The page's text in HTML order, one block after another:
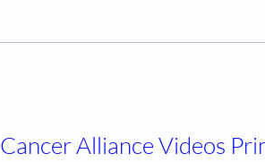
Cancer Alliance Videos